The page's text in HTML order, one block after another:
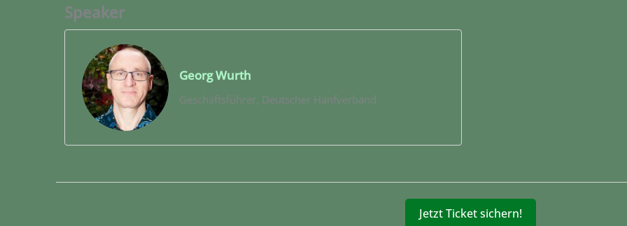
Speaker
Georg Wurth
Geschäftsführer, Deutscher Hanfverband
Jetzt Ticket sichern!